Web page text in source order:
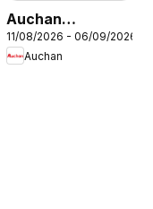
Auchan
Vêtements
enfants rentrée
11/08/2026 - 06/09/2026
Auchan